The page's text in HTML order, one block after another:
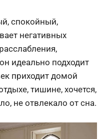
спокойный,
негативных
идеально подходит
приходит домой
тишине, хочется,
не отвлекало от сна.